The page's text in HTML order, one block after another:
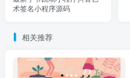
术签名小程序源码
相关推荐